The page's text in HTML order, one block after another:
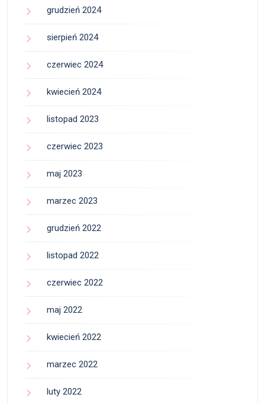
grudzień 2024
sierpień 2024
czerwiec 2024
kwiecień 2024
listopad 2023
czerwiec 2023
maj 2023
marzec 2023
grudzień 2022
listopad 2022
czerwiec 2022
maj 2022
kwiecień 2022
marzec 2022
luty 2022